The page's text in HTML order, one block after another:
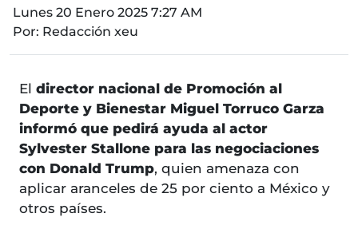
Lunes 20 Enero 2025 7:27 AM
Por: Redacción xeu
El director nacional de Promoción al
Deporte y Bienestar Miguel Torruco Garza
informó que pedirá ayuda al actor
Sylvester Stallone para las negociaciones
con Donald Trump, quien amenaza con
aplicar aranceles de 25 por ciento a México y
otros países.